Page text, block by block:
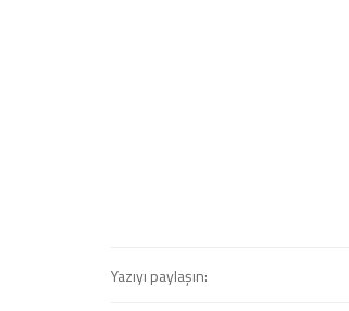
Yazıyı paylaşın: